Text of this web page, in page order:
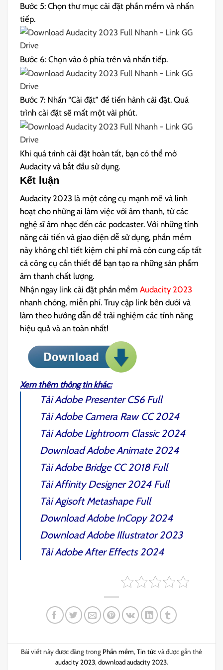
Bước 5: Chọn thư mục cài đặt phần mềm và nhấn
tiếp.
Bước 6: Chọn vào ô phía trên và nhấn tiếp.
Bước 7: Nhấn “Cài đặt” để tiến hành cài đặt. Quá
trình cài đặt sẽ mất một vài phút.
Khi quá trình cài đặt hoàn tất, bạn có thể mở
Audacity và bắt đầu sử dụng.
Kết luận
Audacity 2023 là một công cụ mạnh mẽ và linh
hoạt cho những ai làm việc với âm thanh, từ các
nghệ sĩ âm nhạc đến các podcaster. Với những tính
năng cải tiến và giao diện dễ sử dụng, phần mềm
này không chỉ tiết kiệm chi phí mà còn cung cấp tất
cả công cụ cần thiết để bạn tạo ra những sản phẩm
âm thanh chất lượng.
Nhận ngay link cài đặt phần mềmAudacity 2023
nhanh chóng, miễn phí. Truy cập link bên dưới và
làm theo hướng dẫn để trải nghiệm các tính năng
hiệu quả và an toàn nhất!
Xem thêm thông tin khác:
TảiAdobe Presenter CS6Full
TảiAdobe Camera Raw CC 2024
TảiAdobe Lightroom Classic 2024
DownloadAdobe Animate2024
TảiAdobe Bridge CC 2018Full
TảiAffinity Designer 2024Full
TảiAgisoft MetashapeFull
DownloadAdobe InCopy 2024
DownloadAdobe Illustrator 2023
TảiAdobe After Effects 2024
Bài viết này được đăng trong Phần mềm,Tin tứcvà được gắn thẻ
audacity 2023,download audacity 2023.